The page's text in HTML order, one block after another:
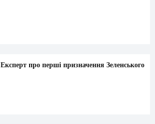
Експерт про перші призначення Зеленського